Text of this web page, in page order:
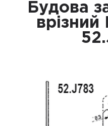
Будова
врізний